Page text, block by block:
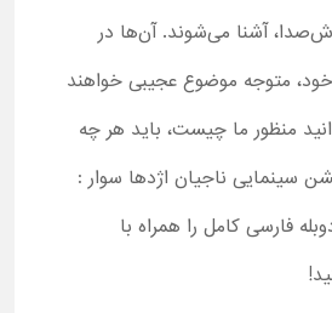
آشنا می‌شوند. آن‌ها در
متوجه موضوع عجیبی خواهند
منظور ما چیست، باید هر چه
سینمایی ناجیان اژدها سوار :
فارسی کامل را همراه با